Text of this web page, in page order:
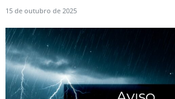
15 de outubro de 2025